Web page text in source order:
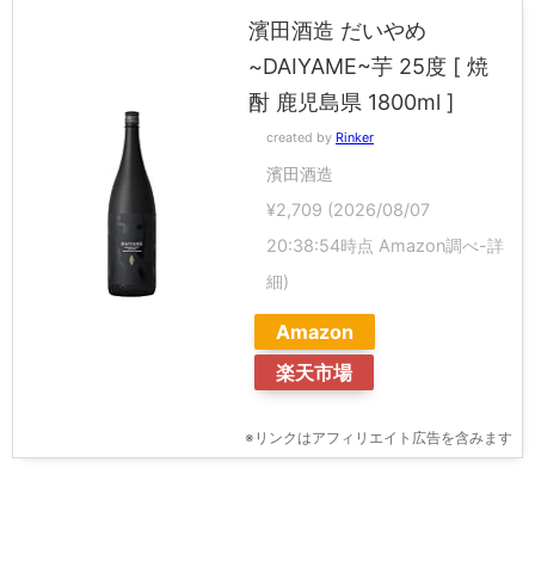
濱田酒造 だいやめ
~DAIYAME~芋 25度 [ 焼
酎 鹿児島県 1800ml ]
created by Rinker
濱田酒造
¥2,709 (2026/08/07
20:38:54時点 Amazon調べ-詳
細)
Amazon
楽天市場
※リンクはアフィリエイト広告を含みます